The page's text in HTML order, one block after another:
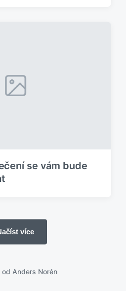
se vám bude
více
od Anders Norén